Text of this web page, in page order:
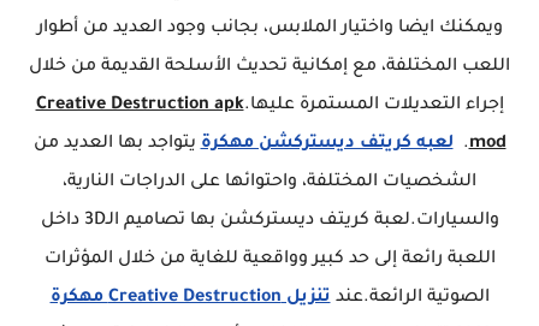
ويمكنك ايضا واختيار الملابس، بجانب وجود العديد من أطوار
اللعب المختلفة، مع إمكانية تحديث الأسلحة القديمة من خلال
إجراء التعديلات المستمرة عليها.Creative Destruction apk
mod
.لعبه كريتف ديستركشن مهكرةيتواجد بها العديد من
الشخصيات المختلفة، واحتوائها على الدراجات النارية،
والسيارات.لعبة كريتف ديستركشن بها تصاميم الـ3D داخل
اللعبة رائعة إلى حد كبير وواقعية للغاية من خلال المؤثرات
الصوتية الرائعة.عند
تنزيل Creative Destruction مهكرة